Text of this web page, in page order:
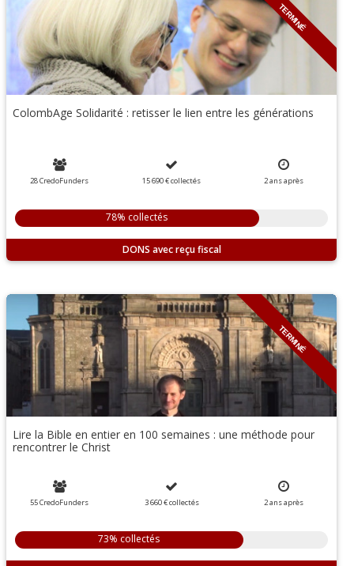
TERMINÉ
ColombAge Solidarité : retisser le lien entre les générations
28 CredoFunders 15 690 €collectés 2ansaprès
78% collectés
DONS
TERMINÉ
Lire la Bible en entier en 100 semaines : une méthode pour
rencontrer le Christ
55 CredoFunders 3 660 €collectés 2ansaprès
73% collectés